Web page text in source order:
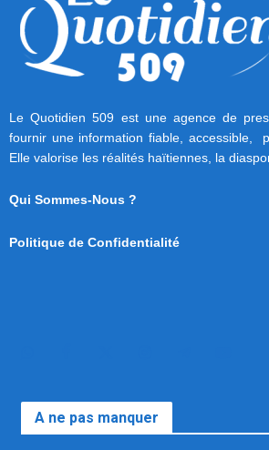
Le Quotidien 509 est une agence de
fournir une information fiable, accessible,
Elle valorise les réalités haïtiennes, la
Qui Sommes-Nous ?
Politique de Confidentialité
A ne pas manquer